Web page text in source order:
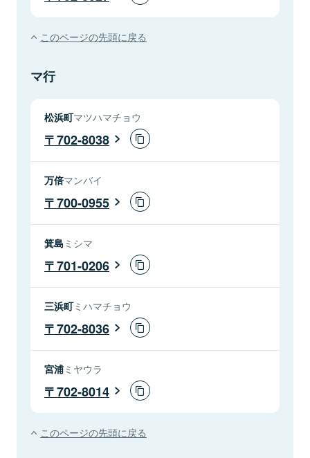
このページの先頭に戻る
マ行
松浜町マツハマチョウ
702-8038
万倍マンバイ
700-0955
箕島 ミシマ
701-0206
三浜町ミハマチョウ
702-8036
宮浦ミヤウラ
702-8014
このページの先頭に戻る